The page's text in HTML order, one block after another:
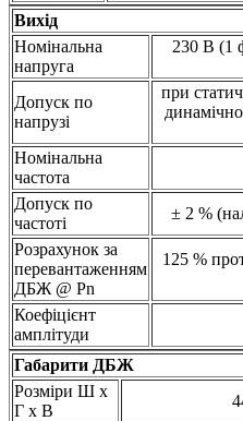
Вихід
Номінальна
напруга
230 В (1
Допуск по
напрузі
при
Номінальна
частота
Допуск по
частоті
± 2 %
Розрахунок за
перевантаженням
ДБЖ @ Pn
125 %
Коефіцієнт
амплітуди
Габарити ДБЖ
Розміри Ш x
Г x В